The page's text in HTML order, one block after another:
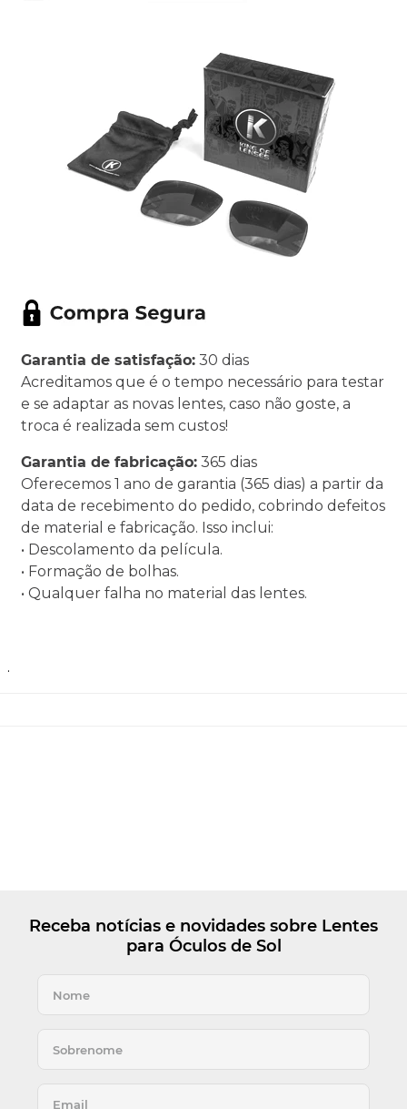
Garantia de satisfação: 30 dias
Acreditamos que é o tempo necessário para testar
e se adaptar as novas lentes, caso não goste, a
troca é realizada sem custos!
Garantia de fabricação: 365 dias
Oferecemos 1 ano de garantia (365 dias) a partir da
data de recebimento do pedido, cobrindo defeitos
de material e fabricação. Isso inclui:
• Descolamento da película.
• Formação de bolhas.
• Qualquer falha no material das lentes.
.
Receba notícias e novidades sobre Lentes
para Óculos de Sol